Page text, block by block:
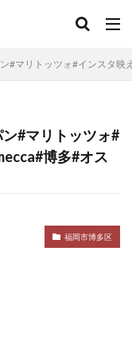
#マリトッツォ#インスタ
#マリトッツォ#
博多#オス
福岡市博多区